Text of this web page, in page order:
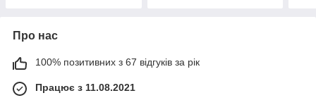
Про нас
100% позитивних з 67 відгуків за рік
Працює з 11.08.2021